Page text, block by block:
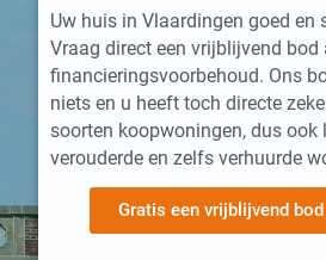
Uw huis in Vlaardingen goed en
Vraag direct een vrijblijvend bod
financieringsvoorbehoud. Ons
niets en u heeft toch directe
soorten koopwoningen, dus ook
verouderde en zelfs verhuurde
Gratis een vrijblijvend